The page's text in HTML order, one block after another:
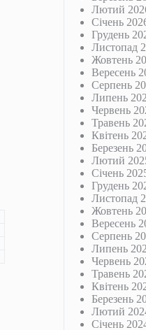
Лютий
Січень
Грудень
Листопад
Жовтень
Вересень
Серпень
Липень
Червень
Травень
Квітень
Березень
Лютий
Січень
Грудень
Листопад
Жовтень
Вересень
Серпень
Липень
Червень
Травень
Квітень
Березень
Лютий
Січень